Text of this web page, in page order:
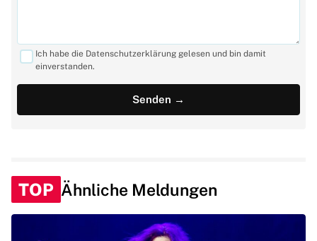
Ich habe die Datenschutzerklärung gelesen und bin damit
einverstanden.
TOP Ähnliche Meldungen